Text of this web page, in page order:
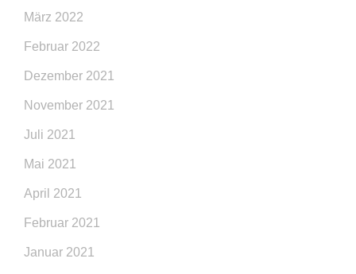
März 2022
Februar 2022
Dezember 2021
November 2021
Juli 2021
Mai 2021
April 2021
Februar 2021
Januar 2021